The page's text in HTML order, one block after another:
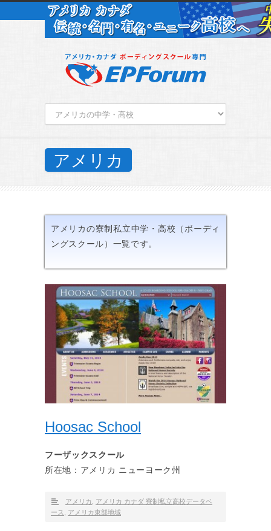
アメリカ
アメリカの寮制私立中学・高校（ボーディ
ングスクール）一覧です。
Hoosac School
フーザックスクール
所在地：アメリカ ニューヨーク州
アメリカ
アメリカ カナダ 寮制私立高校データベ
ース
アメリカ東部地域